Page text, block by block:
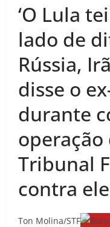
‘O Lula
lado de
Rússia,
disse o
durante
operação
Tribunal
contra ele
Ton Molina/STF